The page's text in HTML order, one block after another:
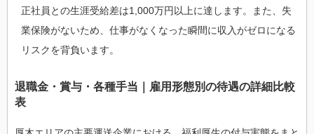
正社員との生涯受給差は1,000万円以上に達します。また、失
業保険がないため、仕事がなくなった瞬間に収入がゼロになる
リスクを背負います。
退職金・賞与・各種手当｜雇用形態別の待遇の詳細比較
表